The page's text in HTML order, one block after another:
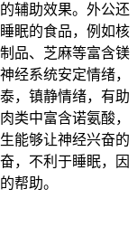
辅助效果。外公还
眠的食品，例如核
品、芝麻等富含镁
经系统安定情绪，
，镇静情绪，有助
类中富含诺氨酸，
能够让神经兴奋的
，不利于睡眠，因
帮助。